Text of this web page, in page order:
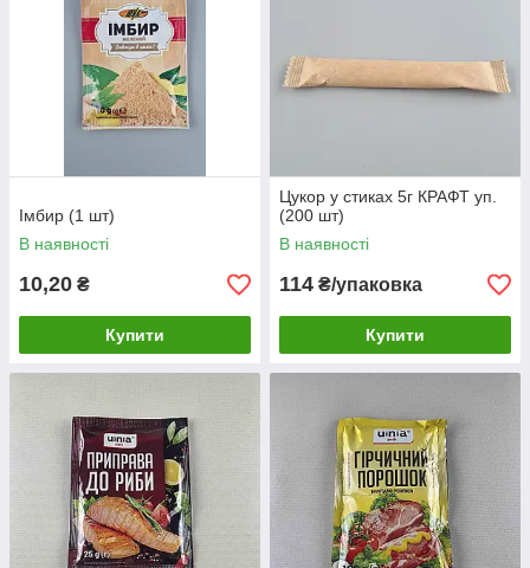
Імбир (1 шт)
В наявності
10,20 ₴
Купити
Цукор у стиках 5г КРАФТ уп.
(200 шт)
В наявності
114 ₴/упаковка
Купити